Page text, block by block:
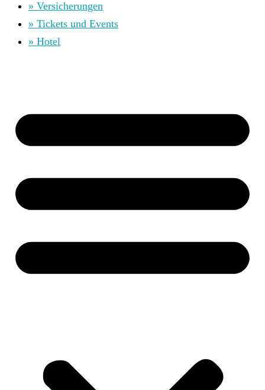
» Versicherungen
» Tickets und Events
» Hotel